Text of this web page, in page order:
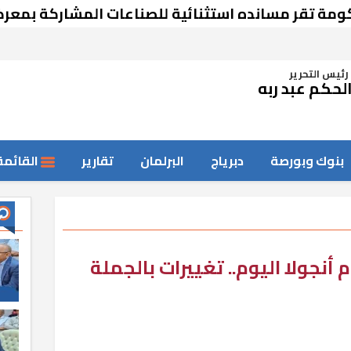
مسانده استثنائية للصناعات المشاركة بمعرض
رئيس التحريرعبد ربه
بنوك وبورصة دبرياج البرلمان تقارير
اليوم.. تغييرات بالجملة